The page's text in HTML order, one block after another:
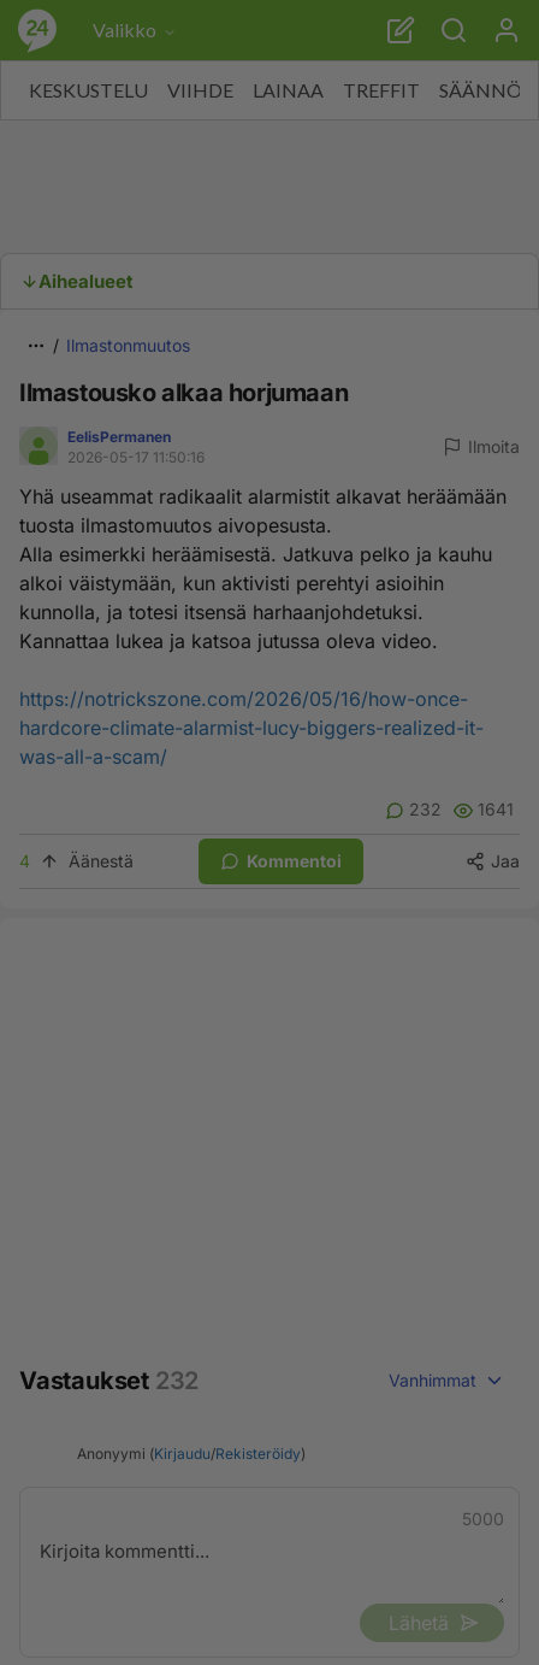
Valikko
KESKUSTELU VIIHDE LAINAA TREFFIT SÄÄNNÖT
Aihealueet
Ilmastonmuutos
Ilmastousko alkaa horjumaan
EelisPermanen
2026-05-17 11:50:16
Ilmoita
Yhä useammat radikaalit alarmistit alkavat heräämään
tuosta ilmastomuutos aivopesusta.
Alla esimerkki heräämisestä. Jatkuva pelko ja kauhu
alkoi väistymään, kun aktivisti perehtyi asioihin
kunnolla, ja totesi itsensä harhaanjohdetuksi.
Kannattaa lukea ja katsoa jutussa oleva video.
https://notrickszone.com/2026/05/16/how-once-
hardcore-climate-alarmist-lucy-biggers-realized-it-
was-all-a-scam/
232 1641
4 Äänestä Kommentoi Jaa
Vastaukset 232 Vanhimmat
Anonyymi (Kirjaudu/Rekisteröidy)
5000
Lähetä